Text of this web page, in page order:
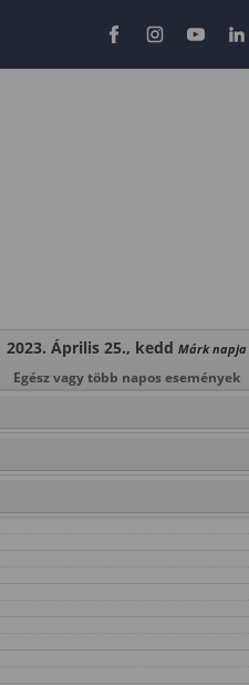
2023. Április 25., kedd Márk napja
Egész vagy több napos események